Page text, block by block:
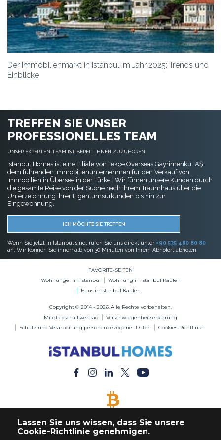
Der Immobilienmarkt in Istanbul im Jahr 2025: Trends und
Einblicke
TREFFEN SIE UNSER
PROFESSIONELLES TEAM
UNSER EXPERTEN-TEAM IST BEREIT IHNEN ZUZUHÖREN
Istanbul Homes ist eine Filiale von Tekçe Overseas Gayrimenkul AŞ,
dem führenden Immobilienunternehmen für den Verkauf von
Immobilien in Übersee in der Türkei. Wir führen unsere Kunden durch
die gesamte Reise von der Suche nach ihrem Traumhaus über die
Unterzeichnung ihrer Eigentumsurkunden bis hin zur
Eingewöhnung.
ICH MÖCHTE SIE TREFFEN
Wenn Sie jetzt in Istanbul sind, rufen Sie uns direkt unter +90 535 480 80 80
an. Wir können Sie innerhalb von 30 Minuten von Ihrem Abholort abholen!
FAVORITE-SEITEN
Wohnungen in Istanbul
Wohnung in Istanbul Kaufen
Haus in Istanbul Kaufen
Copyright © 2014 - 2026. Alle Rechte vorbehalten.
Mitgliedschaftsvertrag
Verschwiegenheitserklärung
Schutz und Verarbeitung personenbezogener Daten
Cookies-Richtlinie
Kaufen Sie jede Immobilie mit Bitcoin-Zahlung
Lassen Sie uns wissen, dass Sie unsere
Cookie-Richtlinie genehmigen.